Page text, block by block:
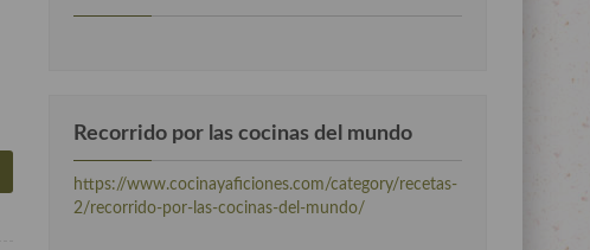
Recorrido por las cocinas del mundo
https://www.cocinayaficiones.com/category/recetas-
2/recorrido-por-las-cocinas-del-mundo/